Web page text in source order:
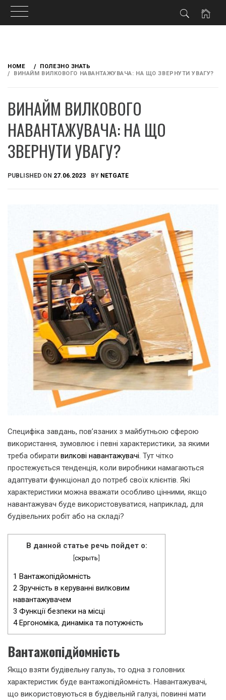
content
HOME
ПОЛЕЗНО ЗНАТЬ
ВИНАЙМ ВИЛКОВОГО НАВАНТАЖУВАЧА: НА ЩО ЗВЕРНУТИ УВАГУ?
ВИНАЙМ ВИЛКОВОГО
НАВАНТАЖУВАЧА: НА ЩО
ЗВЕРНУТИ УВАГУ?
PUBLISHED ON 27.06.2023 BY NETGATE
Специфіка завдань, пов’язаних з майбутньою сферою
використання, зумовлює і певні характеристики, за якими
треба обирати вилкові навантажувачі. Тут чітко
простежується тенденція, коли виробники намагаються
адаптувати функціонал до потреб своїх клієнтів. Які
характеристики можна вважати особливо цінними, якщо
навантажувач буде використовуватися, наприклад, для
будівельних робіт або на складі?
В данной статье речь пойдет о:
[скрыть]
1 Вантажопідйомність
2 Зручність в керуванні вилковим
навантажувачем
3 Функції безпеки на місці
4Ергономіка, динаміка та потужність
Вантажопідйомність
Якщо взяти будівельну галузь, то одна з головних
характеристик буде вантажопідйомність. Навантажувачі,
що використовуються в будівельній галузі, повинні мати